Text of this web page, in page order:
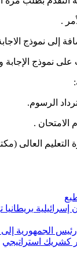
.
إلى نموذج
على نموذج
الرسوم.
الامتحان .
التعليم العالى